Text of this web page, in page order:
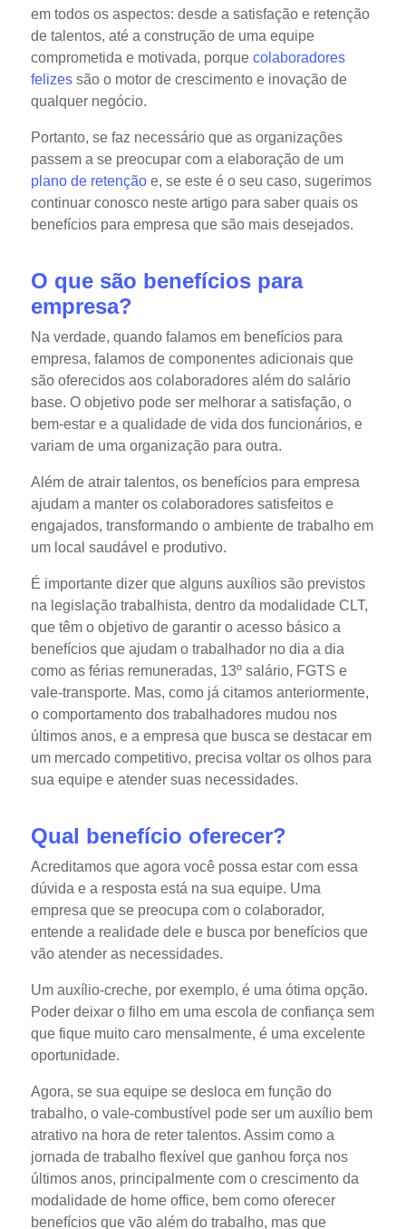
em todos os aspectos: desde a satisfação e retenção
de talentos, até a construção de uma equipe
comprometida e motivada, porque colaboradores
felizessão o motor de crescimento e inovação de
qualquer negócio.
Portanto, se faz necessário que as organizações
passem a se preocupar com a elaboração de um
plano de retençãoe, se este é o seu caso, sugerimos
continuar conosco neste artigo para saber quais os
benefícios para empresa que são mais desejados.
O que são benefícios para
empresa?
Na verdade, quando falamos em benefícios para
empresa, falamos de componentes adicionais que
são oferecidos aos colaboradores além do salário
base. O objetivo pode ser melhorar a satisfação, o
bem-estar e a qualidade de vida dos funcionários, e
variam de uma organização para outra.
Além de atrair talentos, os benefícios para empresa
ajudam a manter os colaboradores satisfeitos e
engajados, transformando o ambiente de trabalho em
um local saudável e produtivo.
É importante dizer que alguns auxílios são previstos
na legislação trabalhista, dentro da modalidade CLT,
que têm o objetivo de garantir o acesso básico a
benefícios que ajudam o trabalhador no dia a dia
como as férias remuneradas, 13º salário, FGTS e
vale-transporte. Mas, como já citamos anteriormente,
o comportamento dos trabalhadores mudou nos
últimos anos, e a empresa que busca se destacar em
um mercado competitivo, precisa voltar os olhos para
sua equipe e atender suas necessidades.
Qual benefício oferecer?
Acreditamos que agora você possa estar com essa
dúvida e a resposta está na sua equipe. Uma
empresa que se preocupa com o colaborador,
entende a realidade dele e busca por benefícios que
vão atender as necessidades.
Um auxílio-creche, por exemplo, é uma ótima opção.
Poder deixar o filho em uma escola de confiança sem
que fique muito caro mensalmente, é uma excelente
oportunidade.
Agora, se sua equipe se desloca em função do
trabalho, o vale-combustível pode ser um auxílio bem
atrativo na hora de reter talentos. Assim como a
jornada de trabalho flexível que ganhou força nos
últimos anos, principalmente com o crescimento da
modalidade de home office, bem como oferecer
benefícios que vão além do trabalho, mas que